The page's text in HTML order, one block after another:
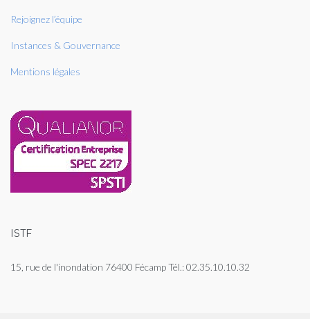
Rejoignez l’équipe
Instances & Gouvernance
Mentions légales
ISTF
15, rue de l'inondation 76400 Fécamp Tél.: 02.35.10.10.32